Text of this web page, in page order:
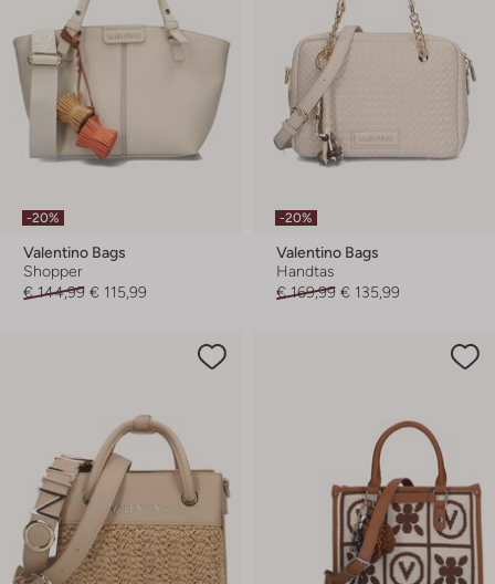
-20%
Valentino Bags
Shopper
€ 144,99 € 115,99
-20%
Valentino Bags
Handtas
€ 169,99 € 135,99